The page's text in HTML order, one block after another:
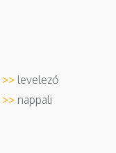
>> levelező
>> nappali